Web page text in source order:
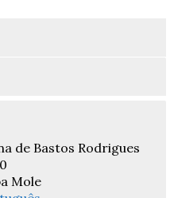
de Bastos Rodrigues
Mole